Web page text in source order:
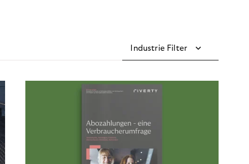
Industrie Filter